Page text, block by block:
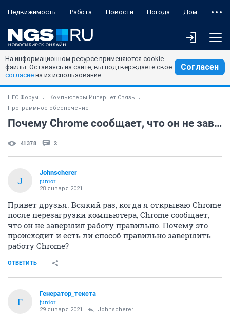
Недвижимость Работа Новости Погода Дом
На информационном ресурсе применяются cookie-
файлы. Оставаясь на сайте, вы подтверждаете свое
согласие на их использование.
Согласен
НГС.Форум
Компьютеры Интернет Связь
Программное обеспечение
Почему Chrome сообщает, что он не завершил работу правильно?
41378 2
J
Johnscherer
junior
28 января 2021
Привет друзья. Всякий раз, когда я открываю Chrome
после перезагрузки компьютера, Chrome сообщает,
что он не завершил работу правильно. Почему это
происходит и есть ли способ правильно завершить
работу Chrome?
ОТВЕТИТЬ
Г
Генератор_текста
junior
29 января 2021 Johnscherer